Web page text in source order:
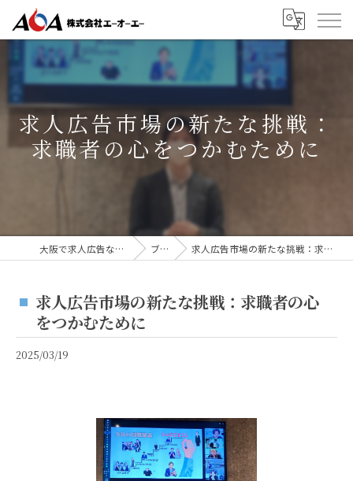
求人広告市場の新たな挑戦：
求職者の心をつかむために
大阪で求人広告なら株式会社AOA ブログ 求人広告市場の新たな挑戦：求職者の心をつかむために
求人広告市場の新たな挑戦：求職者の心
をつかむために
2025/03/19